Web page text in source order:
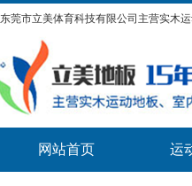
东莞市立美体育科技有限公司主营实木
网站首页 运